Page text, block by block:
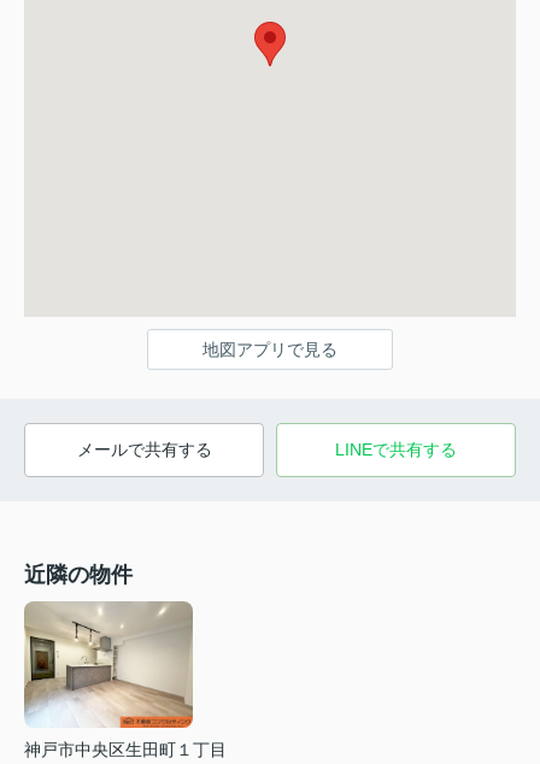
地図アプリで見る
メールで共有する LINEで共有する
近隣の物件
神戸市中央区生田町１丁目